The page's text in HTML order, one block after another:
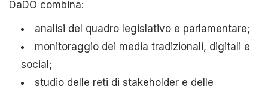
DaDO combina:
analisi del quadro legislativo e parlamentare;
monitoraggio dei media tradizionali, digitali e
social;
studio delle reti di stakeholder e delle